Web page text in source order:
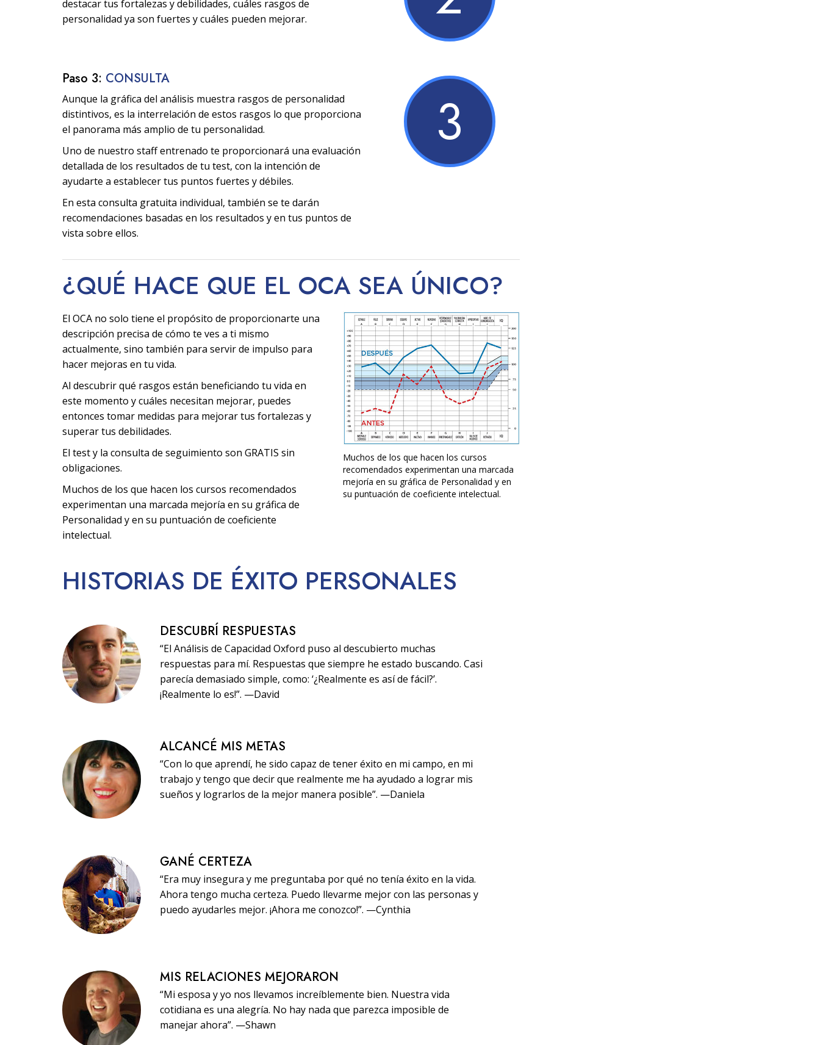
destacar tus fortalezas y debilidades, cuáles rasgos de
personalidad ya son fuertes y cuáles pueden mejorar.
Paso 3: CONSULTA
Aunque la gráfica del análisis muestra rasgos de personalidad
distintivos, es la interrelación de estos rasgos lo que proporciona
el panorama más amplio de tu personalidad.
Uno de nuestro staff entrenado te proporcionará una evaluación
detallada de los resultados de tu test, con la intención de
ayudarte a establecer tus puntos fuertes y débiles.
En esta consulta gratuita individual, también se te darán
recomendaciones basadas en los resultados y en tus puntos de
vista sobre ellos.
3
¿QUÉ HACE QUE EL OCA SEA ÚNICO?
El OCA no solo tiene el propósito de proporcionarte una
descripción precisa de cómo te ves a ti mismo
actualmente, sino también para servir de impulso para
hacer mejoras en tu vida.
Al descubrir qué rasgos están beneficiando tu vida en
este momento y cuáles necesitan mejorar, puedes
entonces tomar medidas para mejorar tus fortalezas y
superar tus debilidades.
El test y la consulta de seguimiento son GRATIS sin
obligaciones.
Muchos de los que hacen los cursos recomendados
experimentan una marcada mejoría en su gráfica de
Personalidad y en su puntuación de coeficiente
intelectual.
Muchos de los que hacen los cursos
recomendados experimentan una marcada
mejoría en su gráfica de Personalidad y en
su puntuación de coeficiente intelectual.
HISTORIAS DE ÉXITO PERSONALES
DESCUBRÍ RESPUESTAS
“El Análisis de Capacidad Oxford puso al descubierto muchas
respuestas para mí. Respuestas que siempre he estado buscando. Casi
parecía demasiado simple, como: ‘¿Realmente es así de fácil?’.
¡Realmente lo es!”. —David
ALCANCÉ MIS METAS
“Con lo que aprendí, he sido capaz de tener éxito en mi campo, en mi
trabajo y tengo que decir que realmente me ha ayudado a lograr mis
sueños y lograrlos de la mejor manera posible”. —Daniela
GANÉ CERTEZA
“Era muy insegura y me preguntaba por qué no tenía éxito en la vida.
Ahora tengo mucha certeza. Puedo llevarme mejor con las personas y
puedo ayudarles mejor. ¡Ahora me conozco!”. —Cynthia
MIS RELACIONES MEJORARON
“Mi esposa y yo nos llevamos increíblemente bien. Nuestra vida
cotidiana es una alegría. No hay nada que parezca imposible de
manejar ahora”. —Shawn